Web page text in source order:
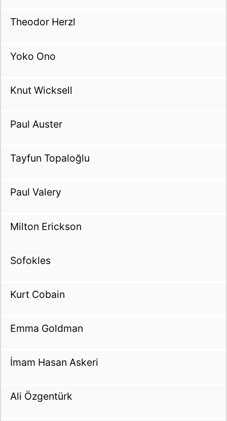
Theodor Herzl
Yoko Ono
Knut Wicksell
Paul Auster
Tayfun Topaloğlu
Paul Valery
Milton Erickson
Sofokles
Kurt Cobain
Emma Goldman
İmam Hasan Askeri
Ali Özgentürk